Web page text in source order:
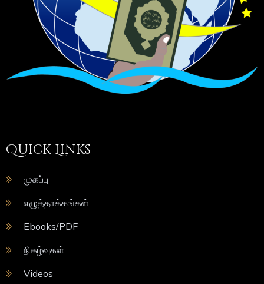
Quick Links
முகப்பு
எழுத்தாக்கங்கள்
Ebooks/PDF
நிகழ்வுகள்
Videos